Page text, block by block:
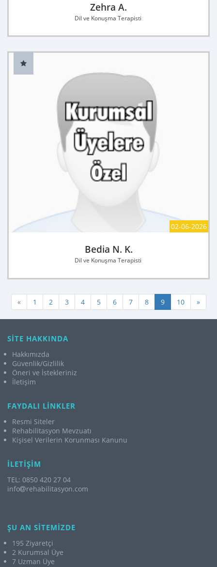
Zehra A.
Dil ve Konuşma Terapisti
02-06-2026
Bedia N. K.
Dil ve Konuşma Terapisti
« 1 2 3 4 5 6 7 8 9 10 »
SİTE HAKKINDA
Hakkımızda
Güvenlik/Gizlilik
Öneri ve İstekleriniz
İletişim
FAYDALI LİNKLER
Resmi Siteler
Rehabilitasyon Mevzuatı
Kişisel Verilerin Korunması Kanunu
İLETİŞİM
TEL: 0850 420 27 04
info
rehabilitasyon.com
ŞU AN SİTEMİZDE
195 Ziyaretçi
2 Kurumsal Üye
7 Uzman Üye